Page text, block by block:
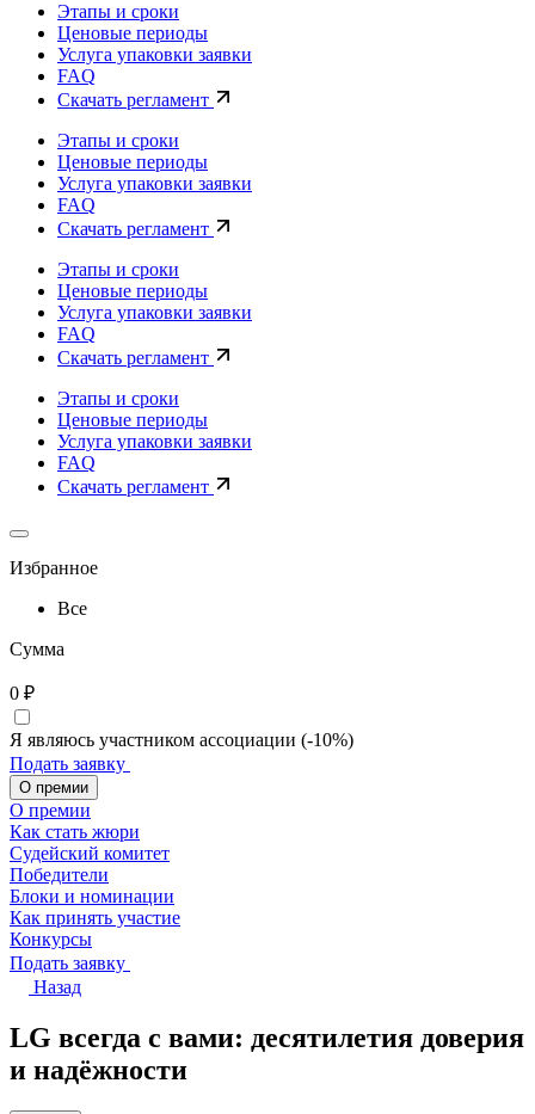
Этапы и сроки
Ценовые периоды
Услуга упаковки заявки
FAQ
Скачать регламент
Этапы и сроки
Ценовые периоды
Услуга упаковки заявки
FAQ
Скачать регламент
Этапы и сроки
Ценовые периоды
Услуга упаковки заявки
FAQ
Скачать регламент
Этапы и сроки
Ценовые периоды
Услуга упаковки заявки
FAQ
Скачать регламент
Избранное
Все
Сумма
0 ₽
Я являюсь участником ассоциации (-10%)
Подать заявку
О премии
О премии
Как стать жюри
Судейский комитет
Победители
Блоки и номинации
Как принять участие
Конкурсы
Подать заявку
Назад
LG всегда с вами: десятилетия доверия
и надёжности